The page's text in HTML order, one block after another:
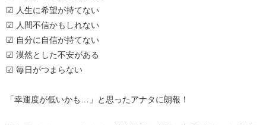
☑ 人生に希望が持てない
☑ 人間不信かもしれない
☑ 自分に自信が持てない
☑ 漠然とした不安がある
☑ 毎日がつまらない
「幸運度が低いかも…」と思ったアナタに朗報！